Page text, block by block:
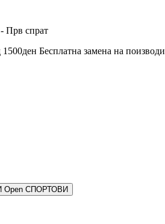
Прв спрат
1500ден Бесплатна замена на поизводи
Open СПОРТОВИ